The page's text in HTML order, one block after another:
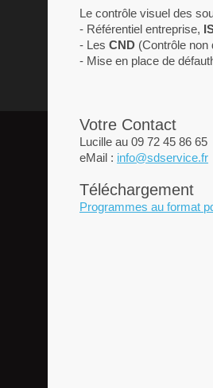
Le contrôle visuel des
- Référentiel entreprise,
- Les CND (Contrôle non
- Mise en place de
Votre Contact
Lucille au 09 72 45 86 65
eMail : info@sdservice.fr
Téléchargement
Programmes au format